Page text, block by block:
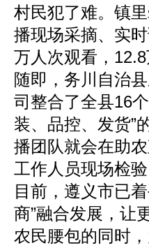
村民犯了难。镇
播现场采摘、实
万人次观看，
随即，务川自治
司整合了全县16
装、品控、发货”
播团队就会在助
工作人员现场检
目前，遵义市已
商”融合发展，让
农民腰包的同时